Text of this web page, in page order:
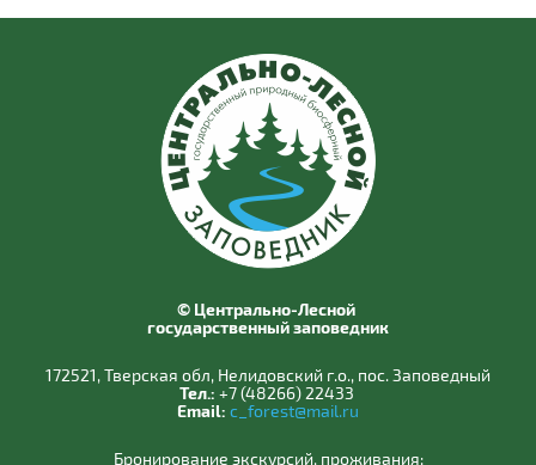
© Центрально-Лесной
государственный заповедник
172521, Тверская обл, Нелидовский г.о., пос. Заповедный
Тел.: +7 (48266) 22433
Email: c_forest@mail.ru
Бронирование экскурсий, проживания: